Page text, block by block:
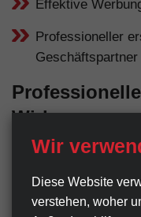
Effektive
Professioneller
Geschäftspartner
Wirkung
Ein Werbeschild ist
zwischen Ihrem
in Aulendorf.
Wir
Diese Website
verstehen, woher